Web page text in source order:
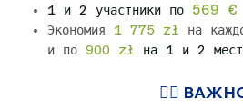
1 и 2 участники по
569
Экономия 1 775 zł
на
и по 900 zł на 1 и 2
👉🏼